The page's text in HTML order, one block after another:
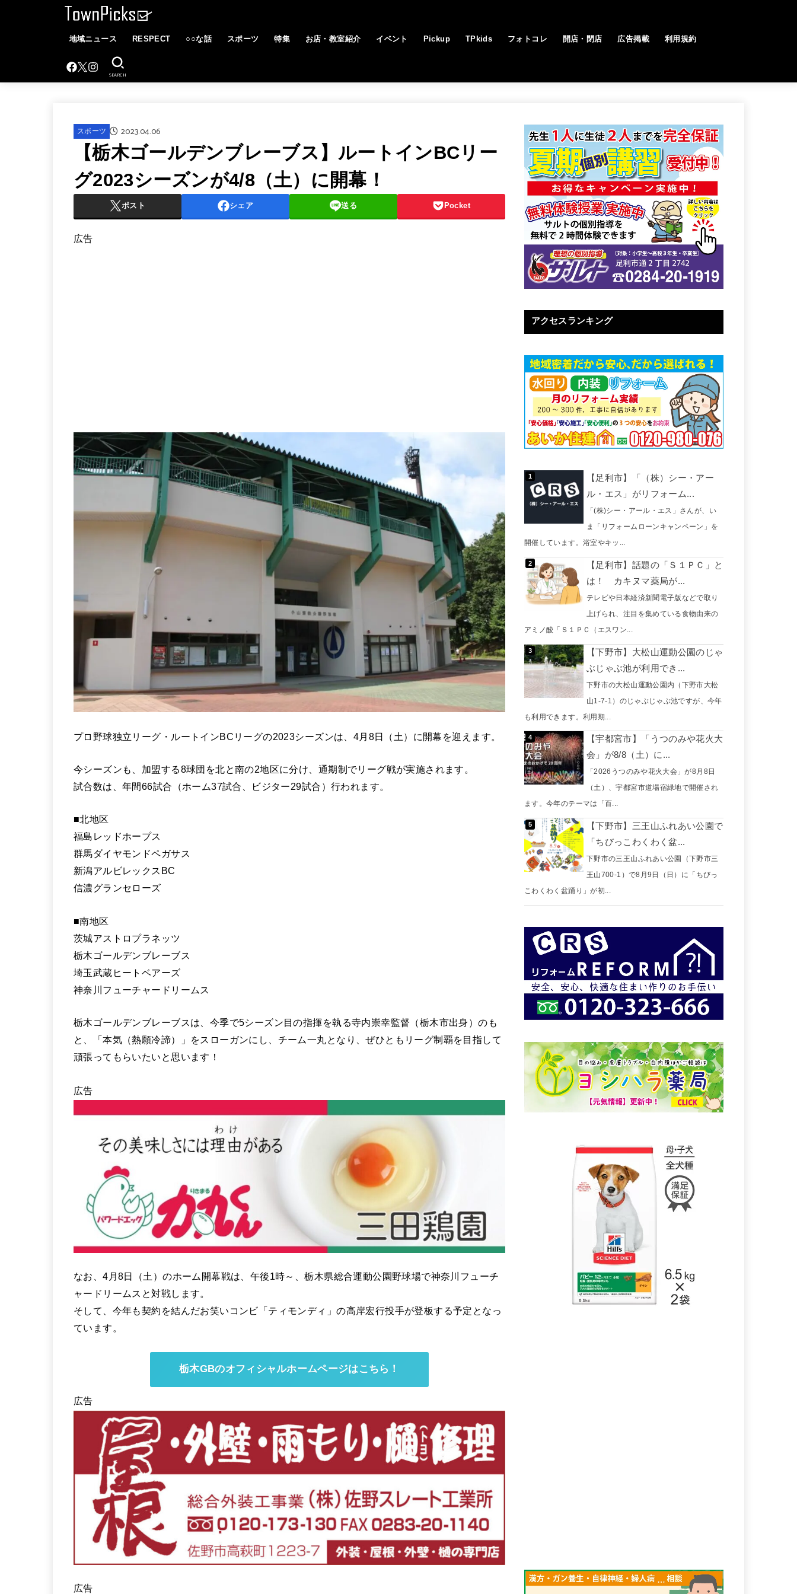
地域ニュース RESPECT ○○な話 スポーツ 特集 お店・教室紹介 イベント Pickup TPkids フォトコレ 開店・閉店 広告掲載 利用規約
SEARCH
スポーツ 2023.04.06
【栃木ゴールデンブレーブス】ルートインBCリー
グ2023シーズンが4/8（土）に開幕！
ポスト シェア 送る Pocket
広告
プロ野球独立リーグ・ルートインBCリーグの2023シーズンは、4月8日（土）に開幕を迎えます。
今シーズンも、加盟する8球団を北と南の2地区に分け、通期制でリーグ戦が実施されます。
試合数は、年間66試合（ホーム37試合、ビジター29試合）行われます。
■北地区
福島レッドホープス
群馬ダイヤモンドペガサス
新潟アルビレックスBC
信濃グランセローズ
■南地区
茨城アストロプラネッツ
栃木ゴールデンブレーブス
埼玉武蔵ヒートベアーズ
神奈川フューチャードリームス
栃木ゴールデンブレーブスは、今季で5シーズン目の指揮を執る寺内崇幸監督（栃木市出身）のも
と、「本気（熱願冷諦）」をスローガンにし、チーム一丸となり、ぜひともリーグ制覇を目指して
頑張ってもらいたいと思います！
広告
なお、4月8日（土）のホーム開幕戦は、午後1時～、栃木県総合運動公園野球場で神奈川フューチ
ャードリームスと対戦します。
そして、今年も契約を結んだお笑いコンビ「ティモンディ」の高岸宏行投手が登板する予定となっ
ています。
栃木GBのオフィシャルホームページはこちら！
広告
広告
アクセスランキング
【足利市】「（株）シー・アー
ル・エス」がリフォーム...
「(株)シー・アール・エス」さんが、い
ま「リフォームローンキャンペーン」を
開催しています。浴室やキッ...
【足利市】話題の「Ｓ１ＰＣ」と
は！ カキヌマ薬局が...
テレビや日本経済新聞電子版などで取り
上げられ、注目を集めている食物由来の
アミノ酸「Ｓ１ＰＣ（エスワン...
【下野市】大松山運動公園のじゃ
ぶじゃぶ池が利用でき...
下野市の大松山運動公園内（下野市大松
山1-7-1）のじゃぶじゃぶ池ですが、今年
も利用できます。利用期...
【宇都宮市】「うつのみや花火大
会」が8/8（土）に...
「2026うつのみや花火大会」が8月8日
（土）、宇都宮市道場宿緑地で開催され
ます。今年のテーマは「百...
【下野市】三王山ふれあい公園で
「ちびっこわくわく盆...
下野市の三王山ふれあい公園（下野市三
王山700-1）で8月9日（日）に「ちびっ
こわくわく盆踊り」が初...